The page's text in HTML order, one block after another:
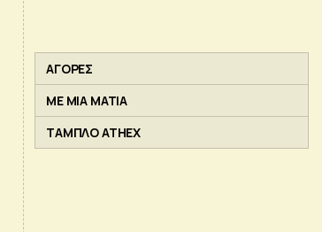
ΑΓΟΡΕΣ
ΜΕ ΜΙΑ ΜΑΤΙΑ
ΤΑΜΠΛΟ ATHEX